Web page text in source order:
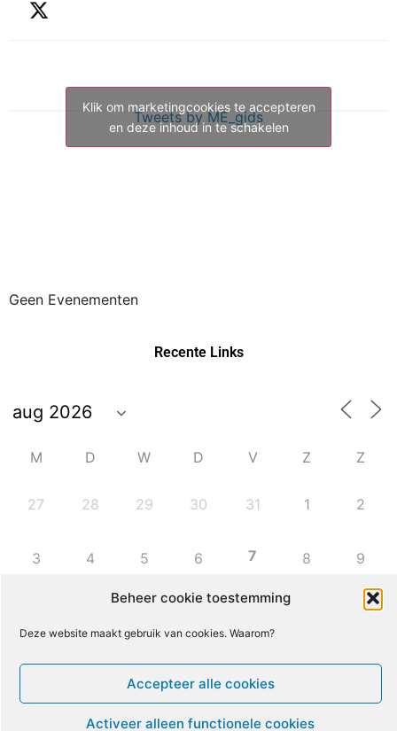
Beheer cookie toestemming
Deze website maakt gebruik van cookies. Waarom?
Accepteer alle cookies
Activeer alleen functionele cookies
Tweets by ME_gids
Klik om marketingcookies te accepteren
en deze inhoud in te schakelen
Geen Evenementen
Recente Links
M D W D V Z Z
27 28 29 30 31 1 2
3 4 5 6 7 8 9
16
17 18 19 20 21 22 23
25 26 27 28 29